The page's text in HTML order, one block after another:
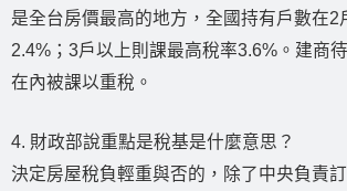
是全台房價最高的地方，全國持有戶數在2
2.4%；3戶以上則課最高稅率3.6%。建商
在內被課以重稅。
4. 財政部說重點是稅基是什麼意思？
決定房屋稅負輕重與否的，除了中央負責